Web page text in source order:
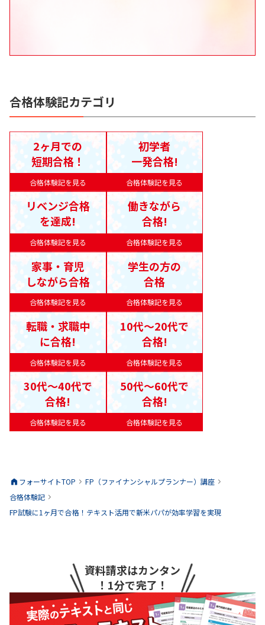
合格体験記カテゴリ
合格体験記を見る
2ヶ月での
短期合格！
合格体験記を見る
初学者
一発合格!
合格体験記を見る
リベンジ合格
を達成!
合格体験記を見る
働きながら
合格!
合格体験記を見る
家事・育児
しながら合格
合格体験記を見る
学生の方の
合格
合格体験記を見る
転職・求職中
に合格!
合格体験記を見る
10代〜20代で
合格!
合格体験記を見る
30代〜40代で
合格!
合格体験記を見る
50代〜60代で
合格!
フォーサイトTOP FP（ファイナンシャルプランナー）講座
合格体験記
FP試験に1ヶ月で合格！テキスト活用で新米パパが効率学習を実現
資料請求はカンタン
！1分で完了！